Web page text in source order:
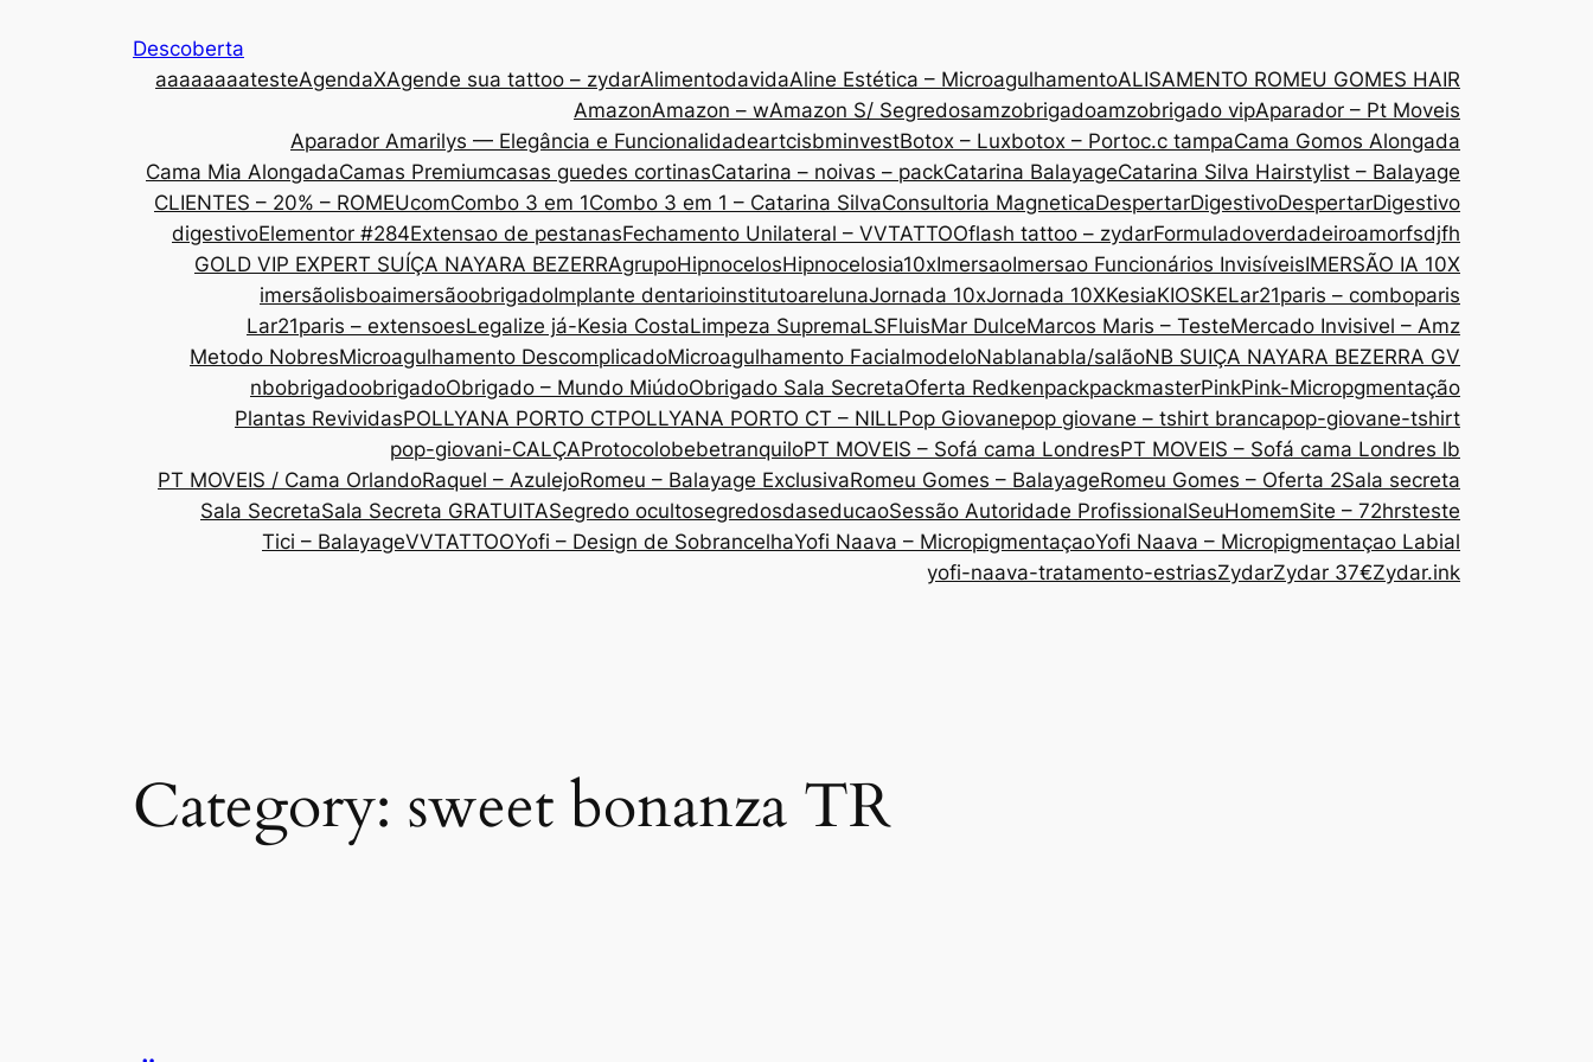
Descoberta
aaaaaaaatesteAgendaXAgende sua tattoo – zydarAlimentodavidaAline Estética – MicroagulhamentoALISAMENTO ROMEU GOMES HAIR
AmazonAmazon – wAmazon S/ Segredosamzobrigadoamzobrigado vipAparador – Pt Moveis
Aparador Amarilys — Elegância e FuncionalidadeartcisbminvestBotox – Luxbotox – Portoc.c tampaCama Gomos Alongada
Cama Mia AlongadaCamas Premiumcasas guedes cortinasCatarina – noivas – packCatarina BalayageCatarina Silva Hairstylist – Balayage
CLIENTES – 20% – ROMEUcomCombo 3 em 1Combo 3 em 1 – Catarina SilvaConsultoria MagneticaDespertarDigestivoDespertarDigestivo
digestivoElementor #284Extensao de pestanasFechamento Unilateral – VVTATTOOflash tattoo – zydarFormuladoverdadeiroamorfsdjfh
GOLD VIP EXPERT SUÍÇA NAYARA BEZERRAgrupoHipnocelosHipnocelosia10xImersaoImersao Funcionários InvisíveisIMERSÃO IA 10X
imersãolisboaimersãoobrigadoImplante dentarioinstitutoarelunaJornada 10xJornada 10XKesiaKIOSKELar21paris – comboparis
Lar21paris – extensoesLegalize já-Kesia CostaLimpeza SupremaLSFluisMar DulceMarcos Maris – TesteMercado Invisivel – Amz
Metodo NobresMicroagulhamento DescomplicadoMicroagulhamento FacialmodeloNablanabla/salãoNB SUIÇA NAYARA BEZERRA GV
nbobrigadoobrigadoObrigado – Mundo MiúdoObrigado Sala SecretaOferta RedkenpackpackmasterPinkPink-Micropgmentação
Plantas RevividasPOLLYANA PORTO CTPOLLYANA PORTO CT – NILLPop Giovanepop giovane – tshirt brancapop-giovane-tshirt
pop-giovani-CALÇAProtocolobebetranquiloPT MOVEIS – Sofá cama LondresPT MOVEIS – Sofá cama Londres lb
PT MOVEIS / Cama OrlandoRaquel – AzulejoRomeu – Balayage ExclusivaRomeu Gomes – BalayageRomeu Gomes – Oferta 2Sala secreta
Sala SecretaSala Secreta GRATUITASegredo ocultosegredosdaseducaoSessão Autoridade ProfissionalSeuHomemSite – 72hrsteste
Tici – BalayageVVTATTOOYofi – Design de SobrancelhaYofi Naava – MicropigmentaçaoYofi Naava – Micropigmentaçao Labial
yofi-naava-tratamento-estriasZydarZydar 37€Zydar.ink
Category: sweet bonanza TR